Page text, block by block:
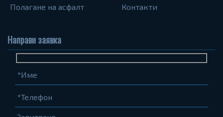
Полагане на асфалт Контакти
Направи заявка
Име
(задължително)
Телефон
(задължително)
Запитване...